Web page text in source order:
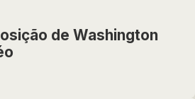
de Washington